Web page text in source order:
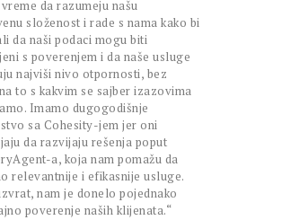
da razumeju našu
složenost i rade s nama kako bi
da naši podaci mogu biti
s poverenjem i da naše usluge
najviši nivo otpornosti, bez
to s kakvim se sajber izazovima
Imamo dugogodišnje
sa Cohesity-jem jer oni
da razvijaju rešenja poput
a, koja nam pomažu da
relevantnije i efikasnije usluge.
nam je donelo pojednako
poverenje naših klijenata.“